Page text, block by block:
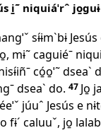
i̱˜ niquiáˈrˆ
sɨ́ɨmˋbɨ
mɨ˜ caguiéˉ
có̱o̱ˈ˜ dseaˋ
dseaˋ do. 47 Jo̱
júuˆ Jesús e
fɨˊ caluuˇ, jo̱